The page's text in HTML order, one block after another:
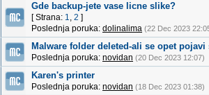
Gde backup-jete vase licne slike?
[ Strana: 1, 2 ]
Poslednja poruka: dolinalima (22 Dec 2023
Malware folder deleted-ali se opet
Poslednja poruka: novidan (20 Dec 2023 12:07)
Karen's printer
Poslednja poruka: novidan (18 Dec 2023 01:38)